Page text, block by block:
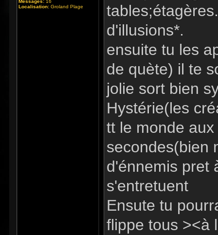
Messages: 16
Localisation: Groland Plage
d'illusions*.
ensuite tu les
de quète) il te
jolie sort bien
Hystérie(les
tt le monde
secondes(bien
d'énnemis pret
s'entretuent
Ensute tu
flippe tous ><à